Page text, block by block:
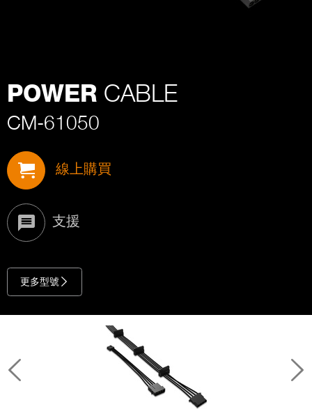
POWER CABLE
CM-61050
線上購買
支援
更多型號